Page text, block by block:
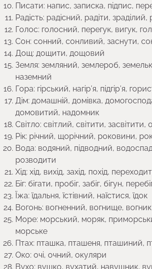
Писати: напис, записка, підпис,
Радість: радісний, радіти, зраділий,
Голос: голосний, перегук, вигук,
Сон: сонний, сонливий, заснути,
Дощ: дощити, дощовий
Земля: земляний, землероб,
наземний
Гора: гірський, нагір’я, підгір’я,
Дім: домашній, домівка,
домовитий, надомник
Світло: світлий, світити, засвітити,
Рік: річний, щорічний, роковини,
Вода: водяний, підводний,
розводити
Хід: хід, вихід, захід, похід,
Біг: бігати, пробіг, забіг, бігун,
Їжа: їдальня, їстівний, наїстися, їдок
Вогонь: вогненний, вогнище, вогник
Море: морський, моряк,
морське
Птах: пташка, пташеня, пташиний,
Око: очі, очний, окуляри
Вухо: вушко, вухатий, навушник,